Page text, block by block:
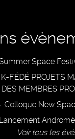
Space
K-FÉDÉ PROJETS
MEMBRES
Colloque New
Lancement
Voir tous les